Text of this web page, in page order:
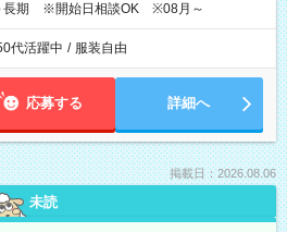
長期 ※開始日相談OK ※08月～
代活躍中 / 服装自由
応募する 詳細へ
掲載日：2026.08.06
未読